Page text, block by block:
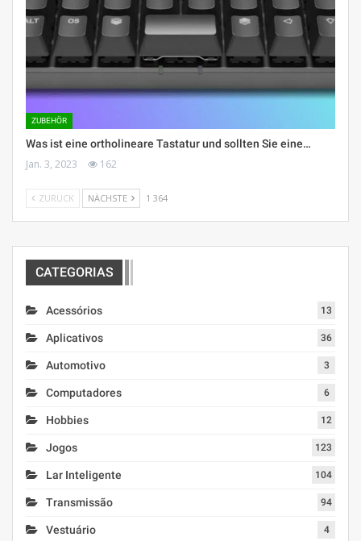
ZUBEHÖR
Was ist eine ortholineare Tastatur und sollten Sie eine…
Jan. 3, 2023 162
ZURÜCK NÄCHSTE 1 364
CATEGORIAS
Acessórios 13
Aplicativos 36
Automotivo 3
Computadores 6
Hobbies 12
Jogos 123
Lar Inteligente 104
Transmissão 94
Vestuário 4